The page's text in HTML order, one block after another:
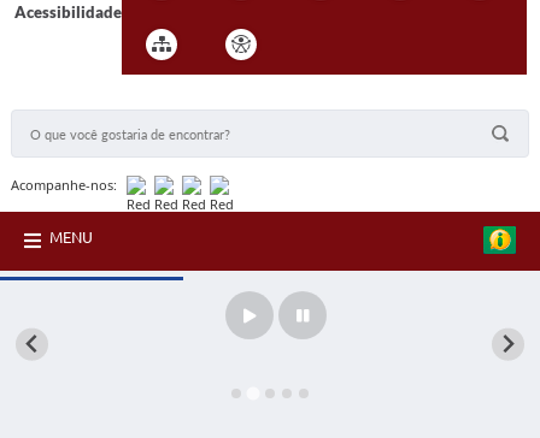
Acessibilidade
Acompanhe-nos:
MENU